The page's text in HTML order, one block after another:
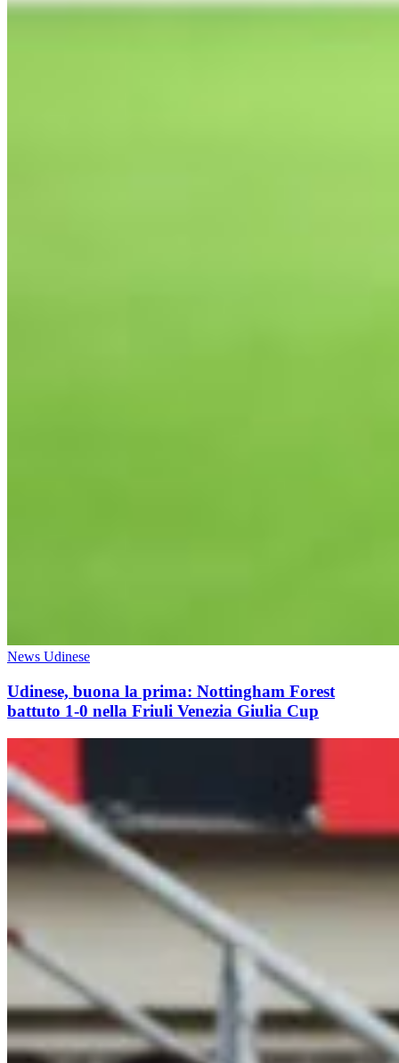
News Udinese
Udinese, buona la prima: Nottingham Forest
battuto 1-0 nella Friuli Venezia Giulia Cup